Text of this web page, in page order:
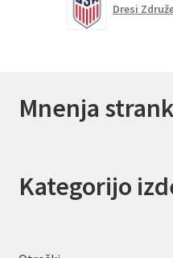
Dresi
Mnenja strank
Kategorijo